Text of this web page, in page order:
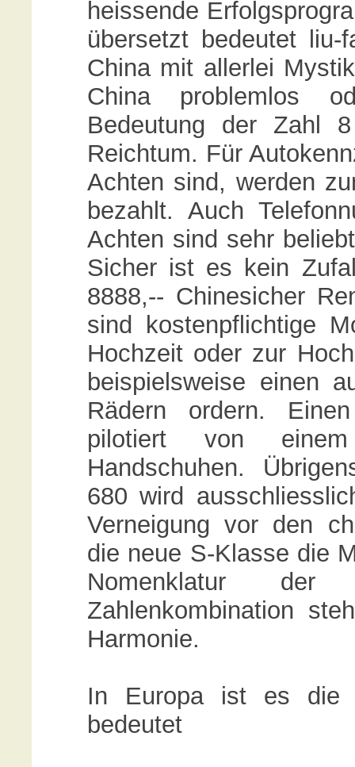
heissende
übersetzt bedeutet
China mit allerlei
China problemlos
Bedeutung der Zahl
Reichtum. Für
Achten sind, werden
bezahlt. Auch
Achten sind sehr
Sicher ist es kein
8888,-- Chinesicher
sind kostenpflichtige
Hochzeit oder zur
beispielsweise einen
Rädern ordern.
pilotiert von
Handschuhen.
680 wird
Verneigung vor den
die neue S-Klasse die
Nomenklatur der
Zahlenkombination
Harmonie.
In Europa ist es die
bedeutet